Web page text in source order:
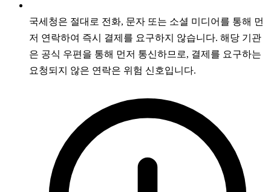
국세청은 절대로 전화, 문자 또는 소셜 미디어를 통해 먼
저 연락하여 즉시 결제를 요구하지 않습니다. 해당 기관
은 공식 우편을 통해 먼저 통신하므로, 결제를 요구하는
요청되지 않은 연락은 위험 신호입니다.